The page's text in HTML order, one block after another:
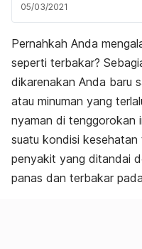
05/03/2021
Pernahkah Anda
seperti terbakar?
dikarenakan Anda baru
atau minuman yang
nyaman di tenggorokan
suatu kondisi
penyakit yang ditandai
panas dan terbakar